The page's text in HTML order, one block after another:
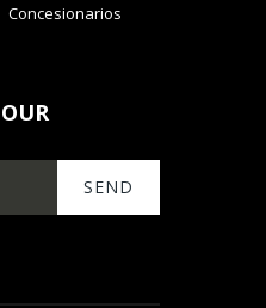
Concesionarios